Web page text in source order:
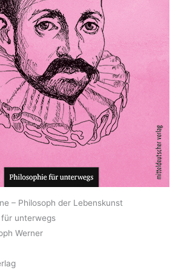
– Philosoph der Lebenskunst
für unterwegs
Werner